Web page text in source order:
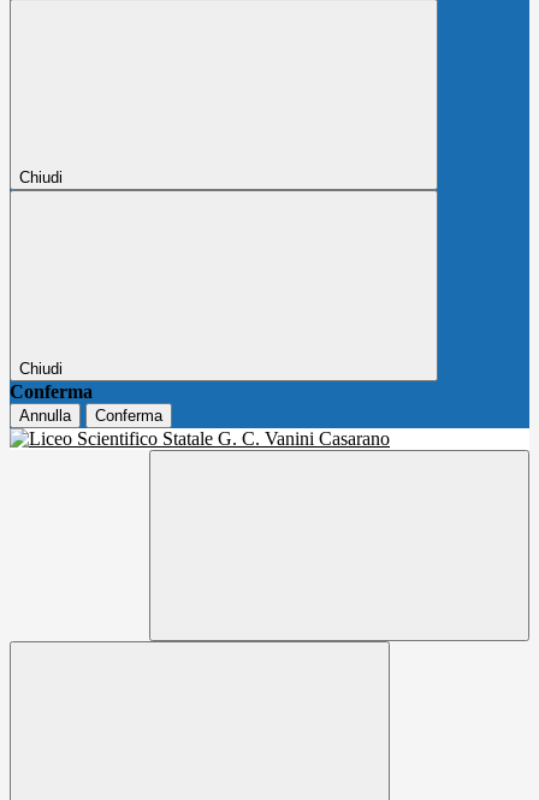
Chiudi
Chiudi
Conferma
Annulla Conferma